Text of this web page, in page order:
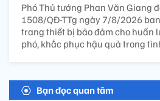
Phó Thủ tướng Phan Văn Giang
1508/QĐ-TTg ngày 7/8/2026
trang thiết bị bảo đảm cho huấn
phó, khắc phục hậu quả trong
Bạn đọc quan tâm